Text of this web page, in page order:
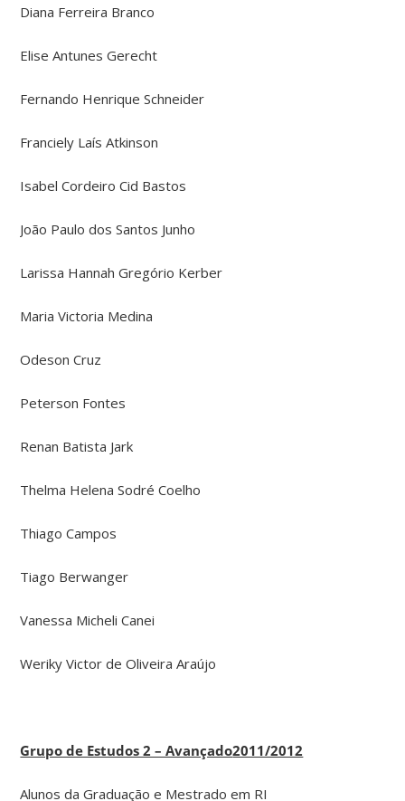
Diana Ferreira Branco
Elise Antunes Gerecht
Fernando Henrique Schneider
Franciely Laís Atkinson
Isabel Cordeiro Cid Bastos
João Paulo dos Santos Junho
Larissa Hannah Gregório Kerber
Maria Victoria Medina
Odeson Cruz
Peterson Fontes
Renan Batista Jark
Thelma Helena Sodré Coelho
Thiago Campos
Tiago Berwanger
Vanessa Micheli Canei
Weriky Victor de Oliveira Araújo
Grupo de Estudos 2 – Avançado2011/2012
Alunos da Graduação e Mestrado em RI